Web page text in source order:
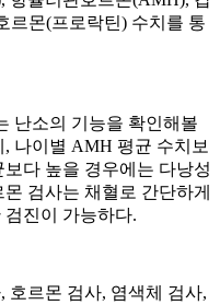
르몬(프로락틴) 수치를 통
난소의 기능을 확인해볼
나이별 AMH 평균 수치보
다 높을 경우에는 다낭성
검사는 채혈로 간단하게
진이 가능하다.
호르몬 검사, 염색체 검사,